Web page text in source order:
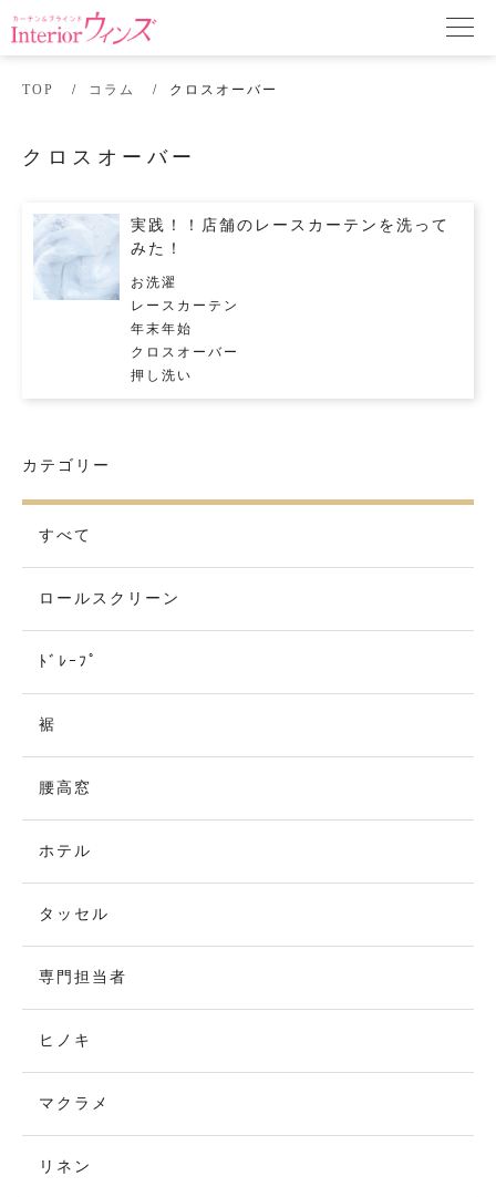
TOP コラム クロスオーバー
クロスオーバー
実践！！店舗のレースカーテンを洗って
みた！
お洗濯
レースカーテン
年末年始
クロスオーバー
押し洗い
カテゴリー
すべて
ロールスクリーン
ﾄﾞﾚｰﾌﾟ
裾
腰高窓
ホテル
タッセル
専門担当者
ヒノキ
マクラメ
リネン